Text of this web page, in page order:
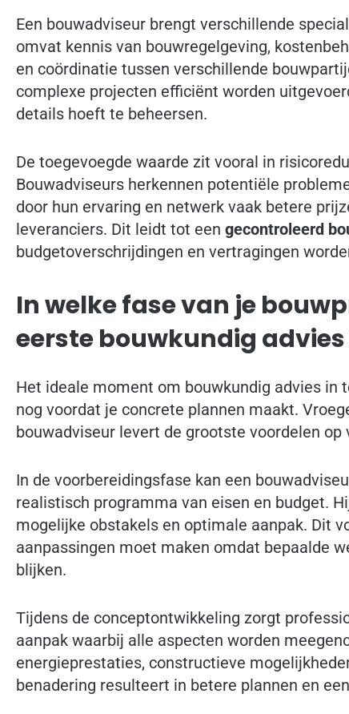
Een bouwadviseur brengt verschillende
omvat kennis van bouwregelgeving,
en coördinatie tussen verschillende
complexe projecten efficiënt worden
details hoeft te beheersen.
De toegevoegde waarde zit vooral in
Bouwadviseurs herkennen potentiële
door hun ervaring en netwerk vaak betere
leveranciers. Dit leidt tot een gecontroleerd
budgetoverschrijdingen en vertragingen
In welke fase van je
eerste bouwkundig
Het ideale moment om bouwkundig advies in
nog voordat je concrete plannen maakt.
bouwadviseur levert de grootste voordelen
In de voorbereidingsfase kan een
realistisch programma van eisen en budget.
mogelijke obstakels en optimale aanpak. Dit
aanpassingen moet maken omdat bepaalde
blijken.
Tijdens de conceptontwikkeling zorgt
aanpak waarbij alle aspecten worden
energieprestaties, constructieve
benadering resulteert in betere plannen en